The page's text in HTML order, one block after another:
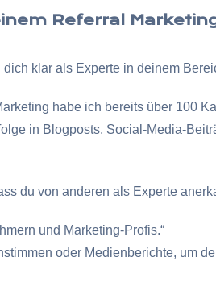
Referral
klar als Experte in deinem
habe ich bereits über 100
in Blogposts, Social-Media-
du von anderen als Experte
und Marketing-Profis.“
oder Medienberichte, um